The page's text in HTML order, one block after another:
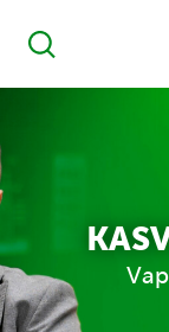
Haku